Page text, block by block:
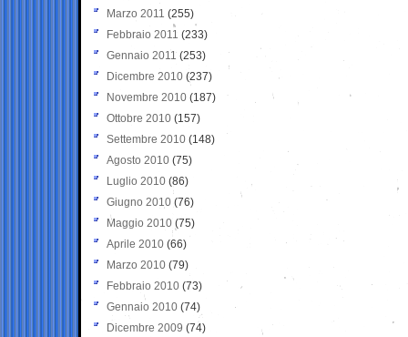
Marzo 2011 (255)
Febbraio 2011 (233)
Gennaio 2011 (253)
Dicembre 2010 (237)
Novembre 2010 (187)
Ottobre 2010 (157)
Settembre 2010 (148)
Agosto 2010 (75)
Luglio 2010 (86)
Giugno 2010 (76)
Maggio 2010 (75)
Aprile 2010 (66)
Marzo 2010 (79)
Febbraio 2010 (73)
Gennaio 2010 (74)
Dicembre 2009 (74)